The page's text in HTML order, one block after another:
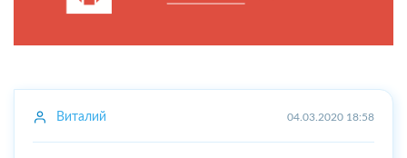
Виталий 04.03.2020 18:58